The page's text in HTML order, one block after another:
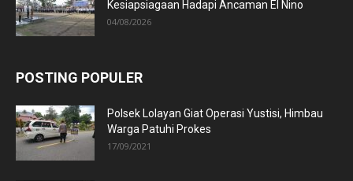
Kesiapsiagaan Hadapi Ancaman El Nino
04/08/2026
POSTING POPULER
Polsek Lolayan Giat Operasi Yustisi, Himbau
Warga Patuhi Prokes
17/09/2021